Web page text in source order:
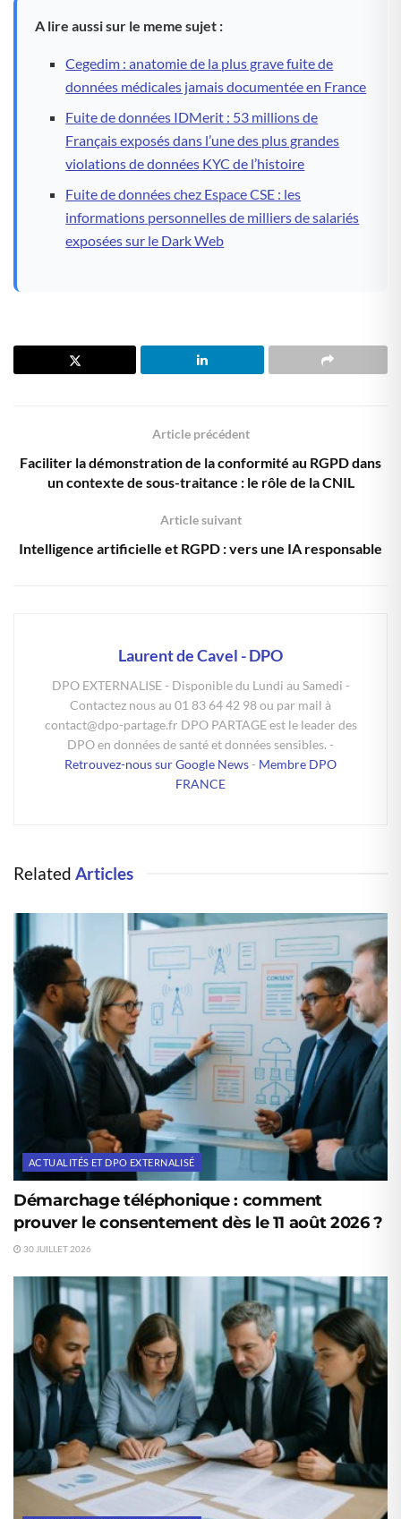
A lire aussi sur le meme sujet :
Cegedim : anatomie de la plus grave fuite de
données médicales jamais documentée en France
Fuite de données IDMerit : 53 millions de
Français exposés dans l’une des plus grandes
violations de données KYC de l’histoire
Fuite de données chez Espace CSE : les
informations personnelles de milliers de salariés
exposées sur le Dark Web
Article précédent
Faciliter la démonstration de la conformité au RGPD dans
un contexte de sous-traitance : le rôle de la CNIL
Article suivant
Intelligence artificielle et RGPD : vers une IA responsable
Laurent de Cavel - DPO
DPO EXTERNALISE - Disponible du Lundi au Samedi -
Contactez nous au 01 83 64 42 98 ou par mail à
contact@dpo-partage.fr DPO PARTAGE est le leader des
DPO en données de santé et données sensibles. -
Retrouvez-nous sur Google News- Membre DPO
FRANCE
Related Articles
ACTUALITÉS ET DPO EXTERNALISÉ
Démarchage téléphonique : comment
prouver le consentement dès le 11 août 2026 ?
30 JUILLET 2026